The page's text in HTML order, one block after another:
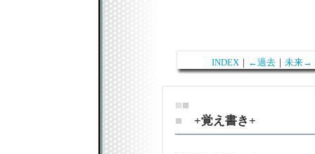
INDEX ｜ ←過去 ｜ 未来→
■■
■
+覚え書き+